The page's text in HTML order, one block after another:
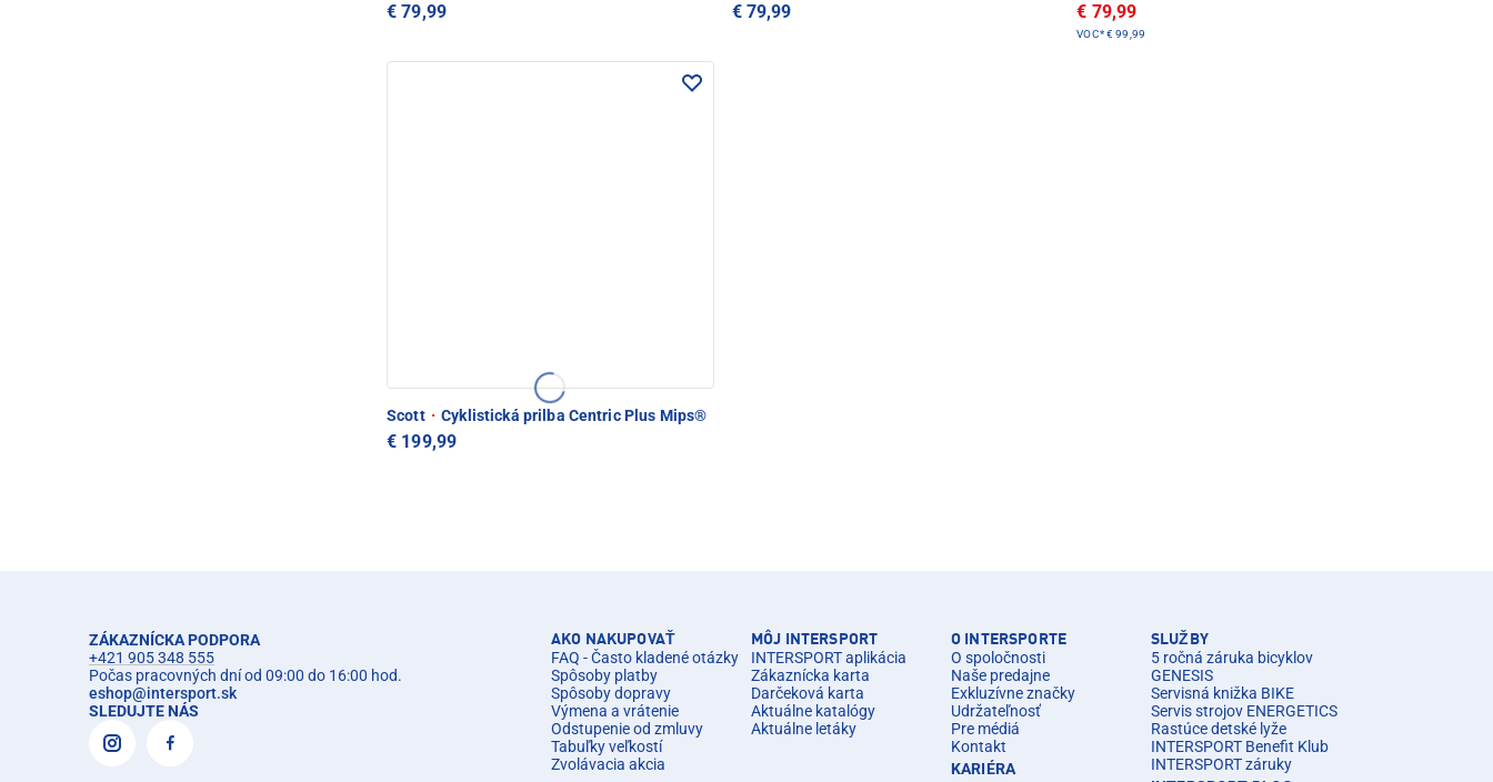
€ 79,99 € 79,99 € 79,99
VOC*€ 99,99
Scott · Cyklistická prilba Centric Plus Mips®
€ 199,99
ZÁKAZNÍCKA PODPORA
+421 905 348 555
Počas pracovných dní od 09:00 do 16:00 hod.
eshop@intersport.sk
SLEDUJTE NÁS
AKO NAKUPOVAŤ
FAQ - Často kladené otázky
Spôsoby platby
Spôsoby dopravy
Výmena a vrátenie
Odstupenie od zmluvy
Tabuľky veľkostí
Zvolávacia akcia
MÔJ INTERSPORT
INTERSPORT aplikácia
Zákaznícka karta
Darčeková karta
Aktuálne katalógy
Aktuálne letáky
O INTERSPORTE
O spoločnosti
Naše predajne
Exkluzívne značky
Udržateľnosť
Pre médiá
Kontakt
KARIÉRA
SLUŽBY
5 ročná záruka bicyklov
GENESIS
Servisná knižka BIKE
Servis strojov ENERGETICS
Rastúce detské lyže
INTERSPORT Benefit Klub
INTERSPORT záruky